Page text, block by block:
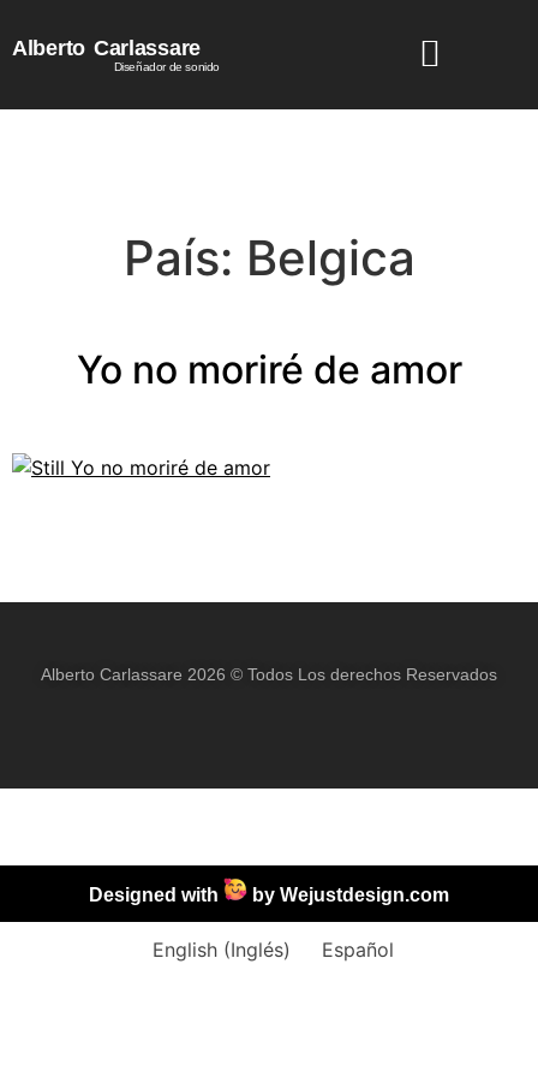
Alberto Carlassare
Diseñador de sonido
País: Belgica
Yo no moriré de amor
Alberto Carlassare 2026 © Todos Los derechos Reservados
Designed with by Wejustdesign.com
English(Inglés) Español